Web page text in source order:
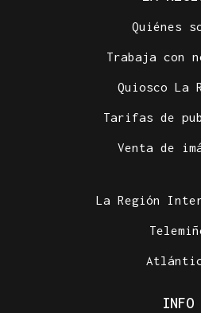
Quiénes
Trabaja con
Quiosco La
Tarifas de
Venta de
La Región
INFO